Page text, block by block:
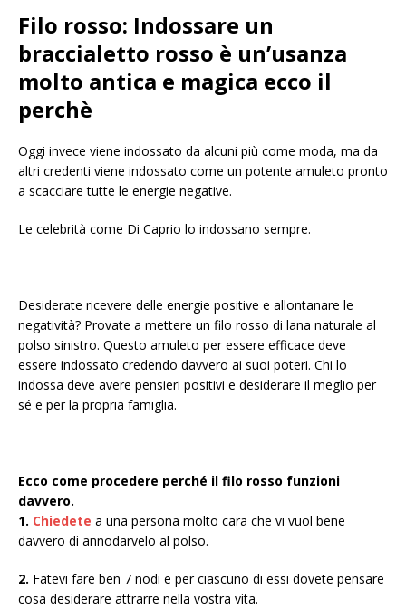
Filo rosso: Indossare un
braccialetto rosso è un’usanza
molto antica e magica ecco il
perchè
Oggi invece viene indossato da alcuni più come moda, ma da
altri credenti viene indossato come un potente amuleto pronto
a scacciare tutte le energie negative.
Le celebrità come Di Caprio lo indossano sempre.
Desiderate ricevere delle energie positive e allontanare le
negatività? Provate a mettere un filo rosso di lana naturale al
polso sinistro. Questo amuleto per essere efficace deve
essere indossato credendo davvero ai suoi poteri. Chi lo
indossa deve avere pensieri positivi e desiderare il meglio per
sé e per la propria famiglia.
Ecco come procedere perché il filo rosso funzioni
davvero.
1. Chiedete a una persona molto cara che vi vuol bene
davvero di annodarvelo al polso.
2. Fatevi fare ben 7 nodi e per ciascuno di essi dovete pensare
cosa desiderare attrarre nella vostra vita.